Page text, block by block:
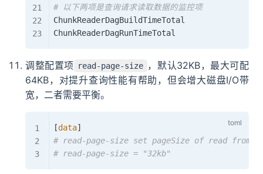
# 以下两项是查询请求读取数据的监控项
ChunkReaderDagBuildTimeTotal
调整配置项 read-page-size ，默认32KB，最大可配
64KB，对提升查询性能有帮助，但会增大磁盘I/O带
宽，二者需要平衡。
[data]
# read-page-size set pageSize of read
# read-page-size = "32kb"